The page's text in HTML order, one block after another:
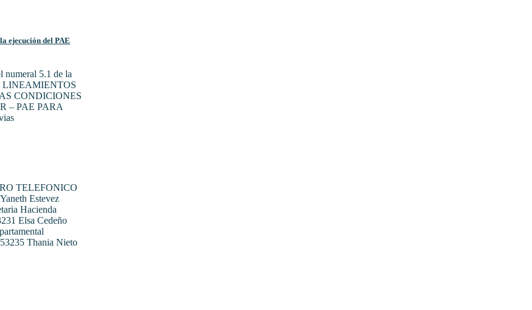
ejecución del PAE
numeral 5.1 de la
LINEAMIENTOS
CONDICIONES
– PAE PARA
TELEFONICO
Estevez
Hacienda
Elsa Cedeño
Thania Nieto